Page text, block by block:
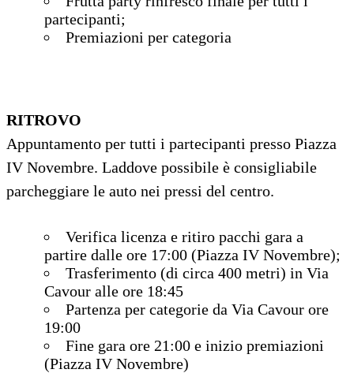
partecipanti;
Premiazioni per categoria
RITROVO
Appuntamento per tutti i partecipanti presso Piazza
IV Novembre. Laddove possibile è consigliabile
parcheggiare le auto nei pressi del centro.
Verifica licenza e ritiro pacchi gara a
partire dalle ore 17:00 (Piazza IV Novembre);
Trasferimento (di circa 400 metri) in Via
Cavour alle ore 18:45
Partenza per categorie da Via Cavour ore
19:00
Fine gara ore 21:00 e inizio premiazioni
(Piazza IV Novembre)